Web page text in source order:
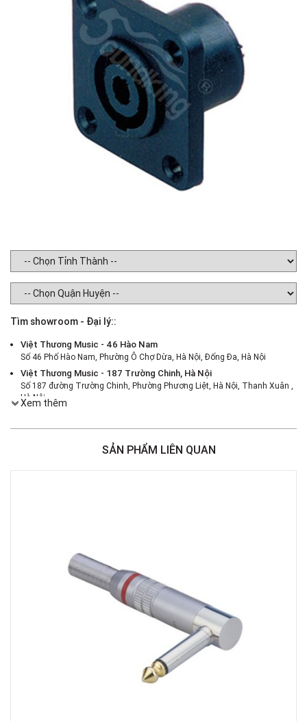
Tìm showroom - Đại lý::
Việt Thương Music - 46 Hào Nam
Số 46 Phố Hào Nam, Phường Ô Chợ Dừa, Hà Nội, Đống Đa, Hà Nội
Việt Thương Music - 187 Trường Chinh, Hà Nội
Số 187 đường Trường Chinh, Phường Phương Liệt, Hà Nội, Thanh Xuân ,
Hà Nội
386 Cách Mạng Tháng Tám, Phường Nhiêu Lộc, TPHCM, Quận 3, Hồ Chí
Việt Thương Music - 369 Điện Biên Phủ
Việt Thương Music - 49E Phan Đăng Lưu
49E Phan Đăng Lưu, Phường Bình Thạnh, TPHCM, Quận Bình Thạnh, Hồ
Việt Thương Music - Phường Gò Vấp
11 Đường số 3, Khu dân cư Cityland Park Hill, Phường Gò Vấp, TPHCM,
Việt Thương Music - 442 Lũy Bán Bích
442 Lũy Bán Bích, Phường Tân Phú, TPHCM, Quận Tân Phú, Hồ Chí Minh
Việt Thương Music - 12 Quốc Hương
Tầng G, Tòa nhà Thảo Điền Pearl, 12 Quốc Hương, Phường An Khánh,
Xem thêm
SẢN PHẨM LIÊN QUAN